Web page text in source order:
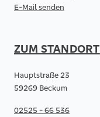
E-Mail senden
ZUM STANDORT
Hauptstraße 23
59269 Beckum
02525 - 66 536